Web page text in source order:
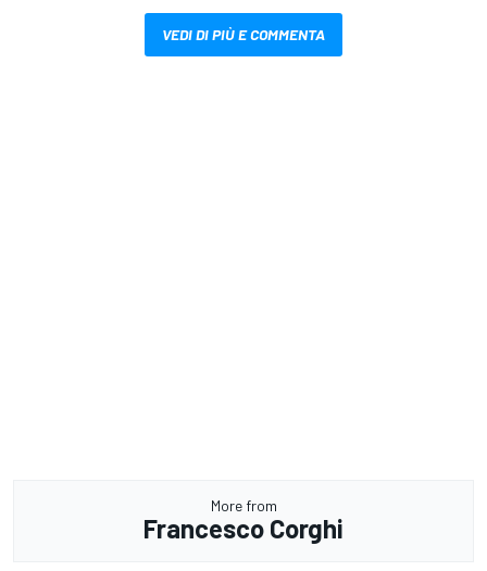
VEDI DI PIÙ E COMMENTA
More from
Francesco Corghi